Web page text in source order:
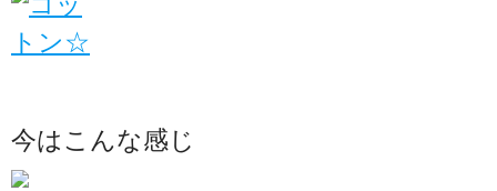
今はこんな感じ